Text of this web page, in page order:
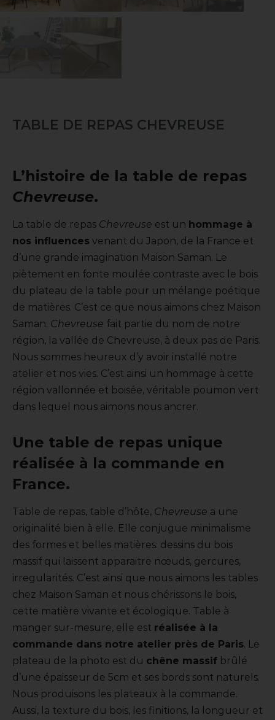
TABLE DE REPAS CHEVREUSE
L’histoire de la table de repas
Chevreuse.
La table de repas Chevreuse est un hommage à
nos influences venant du Japon, de la France et
d’une grande imagination Maison Saman. Le
piètement en fonte moulée contraste avec le bois
du plateau de la table pour un mélange poétique
de matières. C’est ce que nous aimons chez Maison
Saman. Chevreuse fait partie du nom de notre
région, la vallée de Chevreuse, à deux pas de Paris.
Nous sommes heureux d’y avoir installé notre
atelier et nos vies. C’est ainsi un hommage à cette
région vallonnée et boisée, véritable poumon vert
dans lequel nous aimons nous ancrer.
Une table de repas unique
réalisée à la commande en
France.
Table de repas, table d’hôte, Chevreuse a une
originalité bien à elle. Elle conjugue minimalisme
des formes et belles matières: dessins du bois
massif qui laissent apparaitre nœuds, gercures,
irregularités. C’est ainsi que nous aimons les tables
chez Maison Saman et nous chérissons le bois,
cette matière vivante et écologique. Table à
manger sur-mesure, elle est réalisée à la
commande dans notre atelier près de Paris. Le
plateau de la photo est du chêne massif brûlé
d’une épaisseur de 5cm et ses bords sont naturels.
Nous produisons les plateaux à la commande.
Aussi, la texture du bois, les finitions, la longueur et